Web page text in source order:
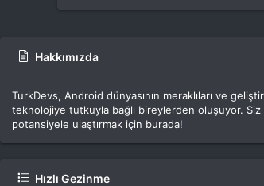
Hakkımızda
TurkDevs, Android dünyasının meraklıları ve
teknolojiye tutkuyla bağlı bireylerden oluşuyor. Siz
potansiyele ulaştırmak için burada!
Hızlı Gezinme